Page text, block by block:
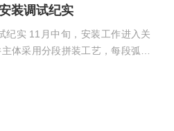
装调试纪实
作进入关
体采用分段拼装工艺，每段弧形
，额头渗出细密的汗珠。12块弧